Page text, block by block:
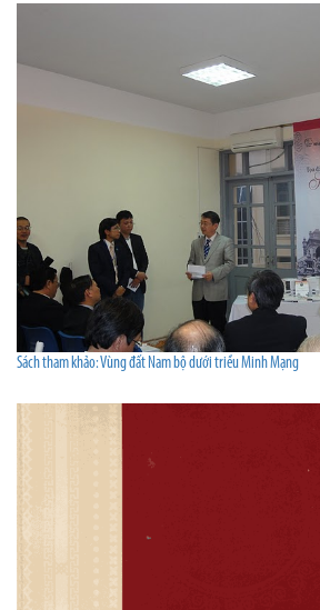
Sách tham khảo: Vùng đất Nam bộ dưới triều Minh Mạng